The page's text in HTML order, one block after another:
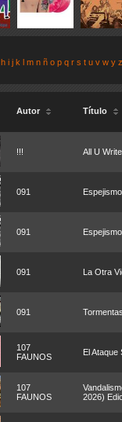
h i j k l m n ñ o p q r s t u v w y z
Autor Título
!!! All U
091
091
091 La Otra
091
107
FAUNOS
El Ataque
107
FAUNOS
2026)